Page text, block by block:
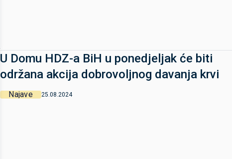
U Domu HDZ-a BiH u ponedjeljak će biti
održana akcija dobrovoljnog davanja krvi
Najave 25.08.2024